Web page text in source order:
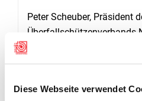
Diese Webseite verwendet
Peter Scheuber, Präsident
Überfallschützenverbands
zur Ausrichtung des
Zielscheibe neu rund sein